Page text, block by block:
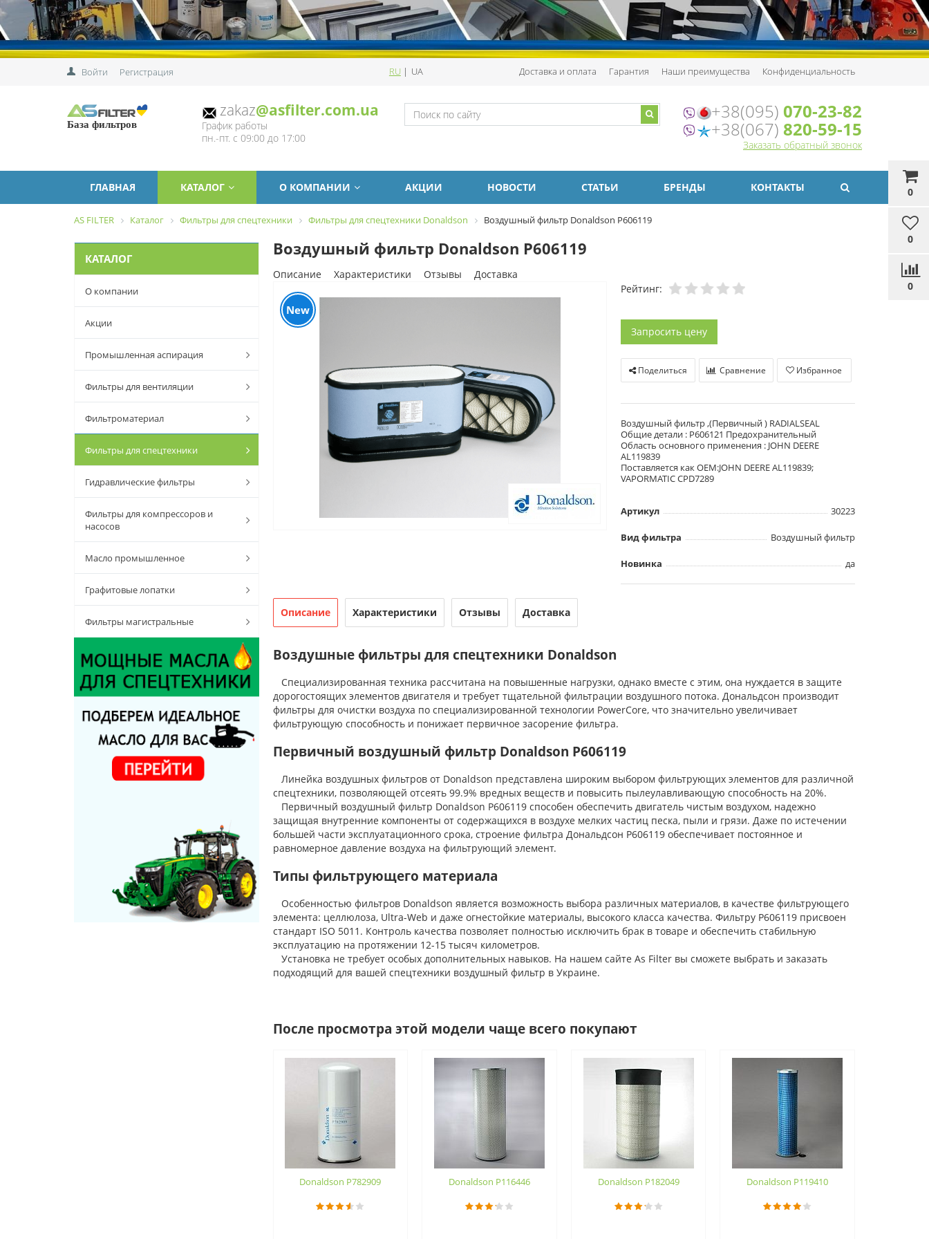
Войти Регистрация RU| UA Доставка и оплата Гарантия Наши преимущества Конфиденциальность
0
0
0
База фильтров
zakaz@asfilter.com.ua
График работы
пн.-пт. с 09:00 до 17:00
+38(095) 070-23-82
+38(067) 820-59-15
Заказать обратный звонок
ГЛАВНАЯ КАТАЛОГ О КОМПАНИИ АКЦИИ НОВОСТИ СТАТЬИ БРЕНДЫ КОНТАКТЫ
AS FILTER Каталог Фильтры для спецтехники Фильтры для спецтехники Donaldson Воздушный фильтр Donaldson P606119
КАТАЛОГ
О компании
Акции
Промышленная аспирация
Фильтры для вентиляции
Фильтроматериал
Фильтры для спецтехники
Гидравлические фильтры
Фильтры для компрессоров и
насосов
Масло промышленное
Графитовые лопатки
Фильтры магистральные
Воздушный фильтр Donaldson P606119
Описание Характеристики Отзывы Доставка
New
Рейтинг:
Запросить цену
Поделиться Сравнение Избранное
Воздушный фильтр ,(Первичный ) RADIALSEAL
Общие детали : P606121 Предохранительный
Область основного применения : JOHN DEERE
AL119839
Поставляется как OEM:JOHN DEERE AL119839;
VAPORMATIC CPD7289
Артикул 30223
Вид фильтра Воздушный фильтр
Новинка да
Описание Характеристики Отзывы Доставка
Воздушные фильтры для спецтехники Donaldson
Специализированная техника рассчитана на повышенные нагрузки, однако вместе с этим, она нуждается в защите
дорогостоящих элементов двигателя и требует тщательной фильтрации воздушного потока. Дональдсон производит
фильтры для очистки воздуха по специализированной технологии PowerCore, что значительно увеличивает
фильтрующую способность и понижает первичное засорение фильтра.
Первичный воздушный фильтр Donaldson P606119
Линейка воздушных фильтров от Donaldson представлена широким выбором фильтрующих элементов для различной
спецтехники, позволяющей отсеять 99.9% вредных веществ и повысить пылеулавливающую способность на 20%.
Первичный воздушный фильтр Donaldson P606119 способен обеспечить двигатель чистым воздухом, надежно
защищая внутренние компоненты от содержащихся в воздухе мелких частиц песка, пыли и грязи. Даже по истечении
большей части эксплуатационного срока, строение фильтра Дональдсон P606119 обеспечивает постоянное и
равномерное давление воздуха на фильтрующий элемент.
Типы фильтрующего материала
Особенностью фильтров Donaldson является возможность выбора различных материалов, в качестве фильтрующего
элемента: целлюлоза, Ultra-Web и даже огнестойкие материалы, высокого класса качества. Фильтру P606119 присвоен
стандарт ISO 5011. Контроль качества позволяет полностью исключить брак в товаре и обеспечить стабильную
эксплуатацию на протяжении 12-15 тысяч километров.
Установка не требует особых дополнительных навыков. На нашем сайте As Filter вы сможете выбрать и заказать
подходящий для вашей спецтехники воздушный фильтр в Украине.
После просмотра этой модели чаще всего покупают
Donaldson P782909 Donaldson P116446 Donaldson P182049 Donaldson P119410